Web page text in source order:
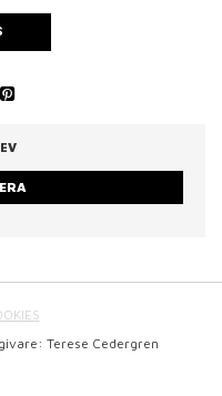
Terese Cedergren